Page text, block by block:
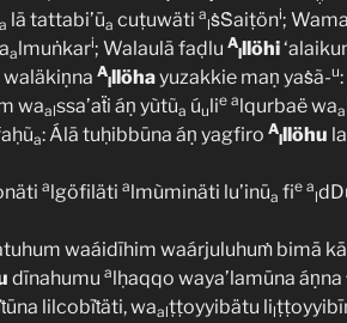
a lā tattabi’ūa cuṭuwäti a
lṡṠaiṭöni;
almuṅkari; Walaulā faḍlu A
lllöhi
waläkiṇna A
lllöhayuzakkie maṇ yaṡã-u:
waalssa’aẗi áṇ yùtũa úulie alqurbaë waa
a: Álā tuḥibbūna áṇ yagfiro A
lllöhu
algöfiläti almùminäti lu’inūa fie a
l
waáidīhim waárjuluhuṁ bimā
dīnahumu alḥaqqo waya’lamūna áṇna
lilcobīṫäti, waalṭṭoyyibätu lil